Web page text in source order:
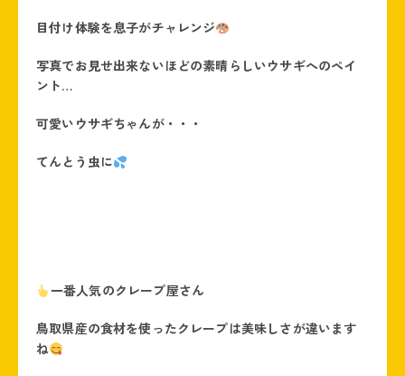
目付け体験を息子がチャレンジ
写真でお見せ出来ないほどの素晴らしいウサギへのペイ
ント…
可愛いウサギちゃんが・・・
てんとう虫に
一番人気のクレープ屋さん
鳥取県産の食材を使ったクレープは美味しさが違います
ね